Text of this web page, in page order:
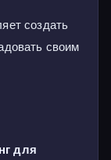
создать
своим
для